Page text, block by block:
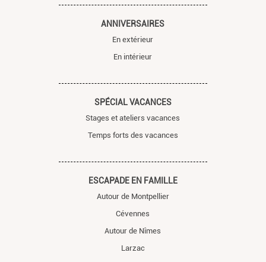
ANNIVERSAIRES
En extérieur
En intérieur
SPÉCIAL VACANCES
Stages et ateliers vacances
Temps forts des vacances
ESCAPADE EN FAMILLE
Autour de Montpellier
Cévennes
Autour de Nîmes
Larzac